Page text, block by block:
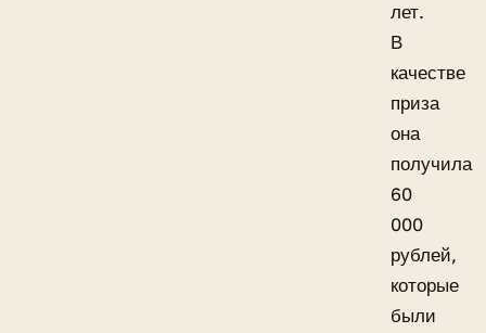
лет.
В
качестве
приза
она
получила
60
000
рублей,
которые
были